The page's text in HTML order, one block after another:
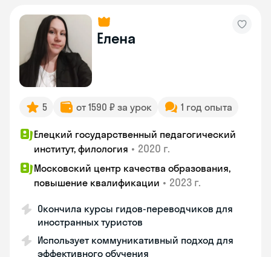
Елена
5 от 1590 ₽ за урок 1 год опыта
Елецкий государственный педагогический
институт, филология • 2020 г.
Московский центр качества образования,
повышение квалификации • 2023 г.
Окончила курсы гидов-переводчиков для
иностранных туристов
Использует коммуникативный подход для
эффективного обучения